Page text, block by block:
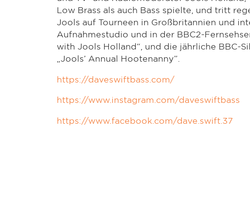
Low Brass als auch Bass spielte, und tritt
Jools auf Tourneen in Großbritannien und
Aufnahmestudio und in der BBC2-
with Jools Holland“, und die jährliche BBC-
„Jools’ Annual Hootenanny”.
https://daveswiftbass.com/
https://www.instagram.com/daveswiftbass
https://www.facebook.com/dave.swift.37